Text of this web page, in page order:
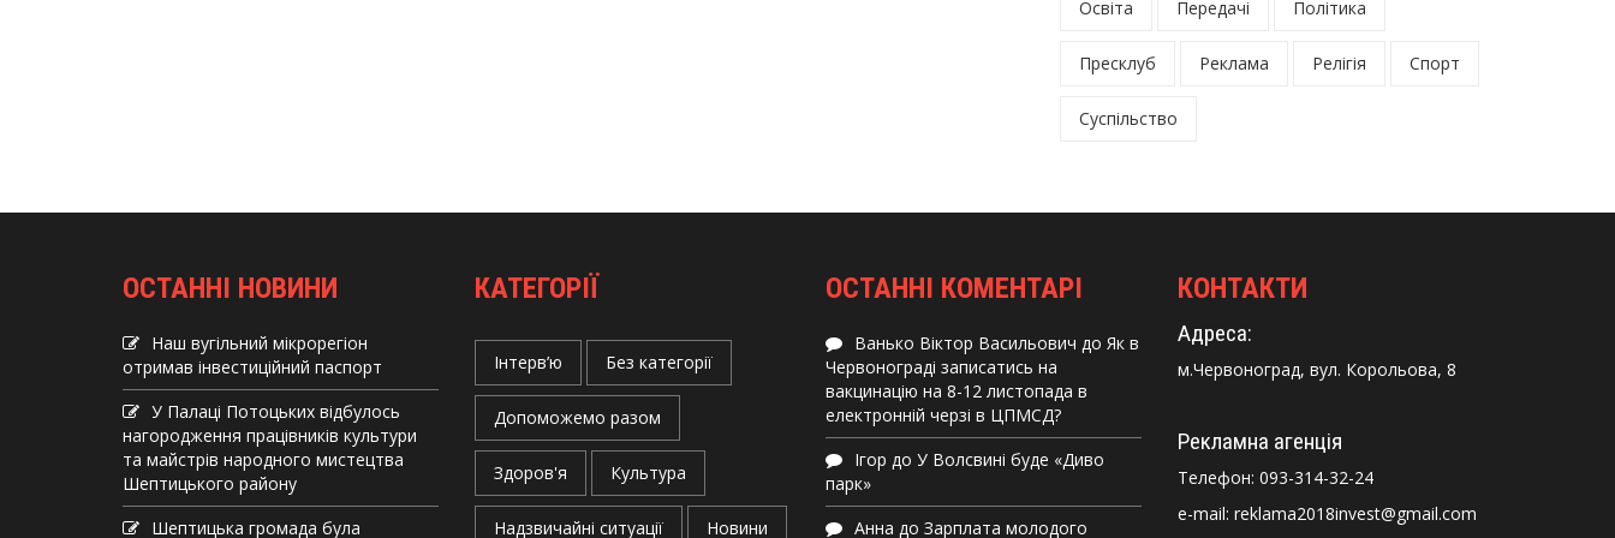
Освіта Передачі Політика
Пресклуб Реклама Релігія Спорт
Суспільство
ОСТАННІ НОВИНИ
Наш вугільний мікрорегіон
отримав інвеcтиційний паспорт
У Палаці Потоцьких відбулось
нагородження працівників культури
та майстрів народного мистецтва
Шептицького району
Шептицька громада була
КАТЕГОРІЇ
Інтерв’ю Без категорії
Допоможемо разом
Здоров'я Культура
Надзвичайні ситуації Новини
ОСТАННІ КОМЕНТАРІ
Ванько Віктор Васильович до Як в
Червонограді записатись на
вакцинацію на 8-12 листопада в
електронній черзі в ЦПМСД?
Ігор до У Волсвині буде «Диво
парк»
Анна до Зарплата молодого
КОНТАКТИ
Адреса:
м.Червоноград, вул. Корольова, 8
Рекламна агенція
Телефон: 093-314-32-24
e-mail: reklama2018invest@gmail.com